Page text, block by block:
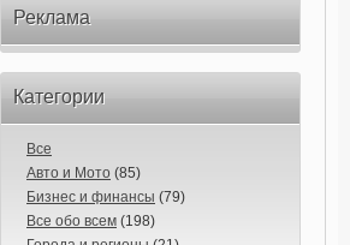
Реклама
Категории
Все
Авто и Мото (85)
Бизнес и финансы (79)
Все обо всем (198)